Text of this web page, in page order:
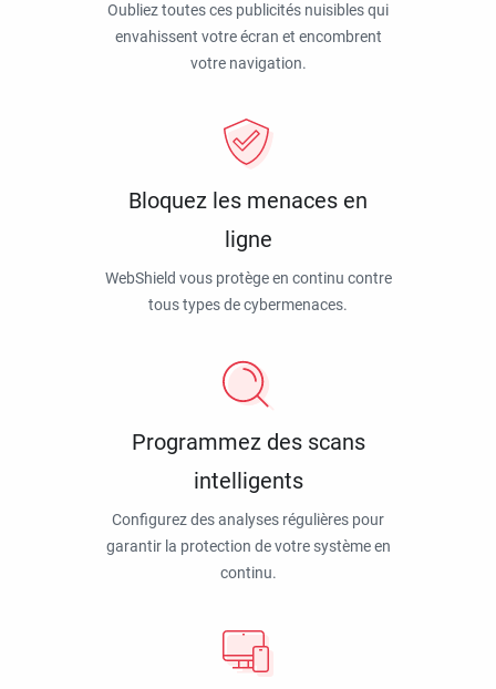
Oubliez toutes ces publicités nuisibles qui
envahissent votre écran et encombrent
votre navigation.
Bloquez les menaces en
ligne
WebShield vous protège en continu contre
tous types de cybermenaces.
Programmez des scans
intelligents
Configurez des analyses régulières pour
garantir la protection de votre système en
continu.